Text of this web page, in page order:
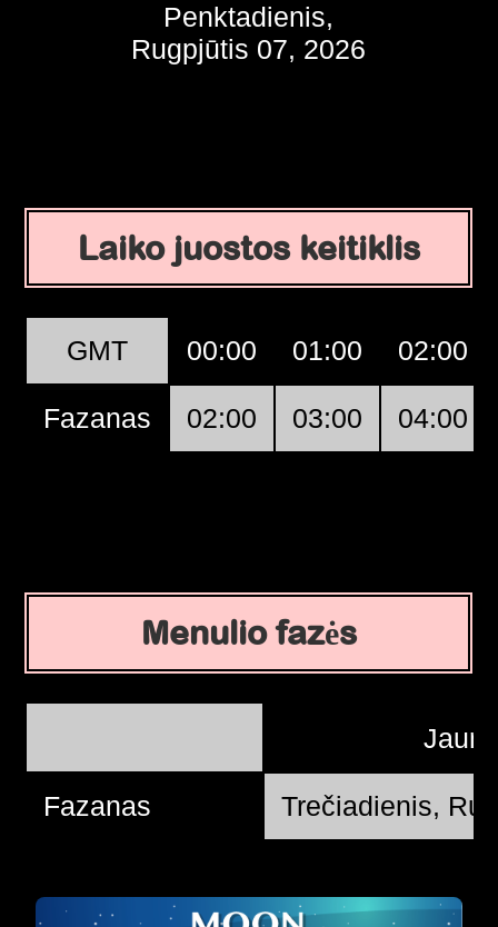
Penktadienis,
Rugpjūtis 07, 2026
Laiko juostos keitiklis
GMT 00:00 01:00 02:00
Fazanas 02:00 03:00 04:00
Menulio fazės
Fazanas Trečiadienis,